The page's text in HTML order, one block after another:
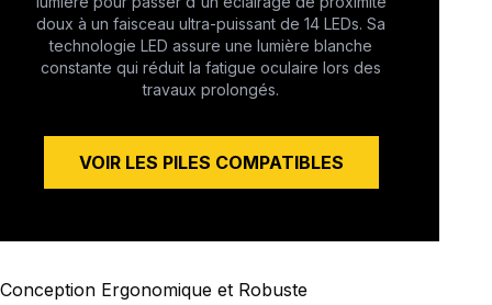
doux à un faisceau ultra-puissant de 14 LEDs. Sa
technologie LED assure une lumière blanche
constante qui réduit la fatigue oculaire lors des
travaux prolongés.
VOIR LES PILES COMPATIBLES